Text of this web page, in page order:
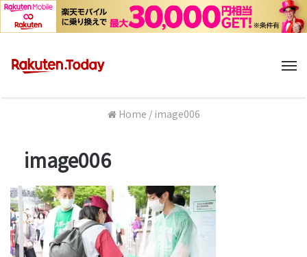
Home / image006
image006